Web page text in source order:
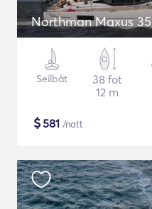
Northman Maxus 35
Seilbåt
38 fot
12 m
$581 /natt